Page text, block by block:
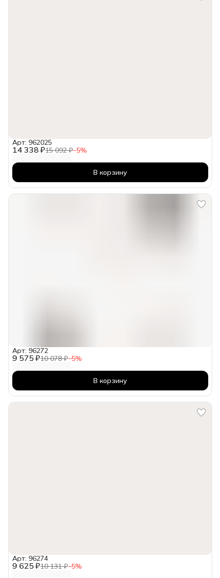
14 338 ₽15 092 ₽−5%
Арт: 962025
В корзину
9 575 ₽10 078 ₽−5%
Арт: 96272
В корзину
9 625 ₽10 131 ₽−5%
Арт: 96274